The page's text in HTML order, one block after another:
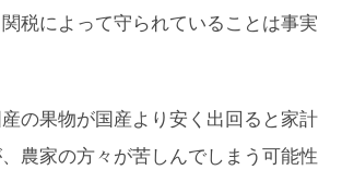
税によって守られていることは事実
の果物が国産より安く出回ると家計
農家の方々が苦しんでしまう可能性